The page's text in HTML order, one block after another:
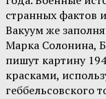
странных фактов
Вакуум же
Марка Солонина,
пишут картину
красками,
геббельсовского